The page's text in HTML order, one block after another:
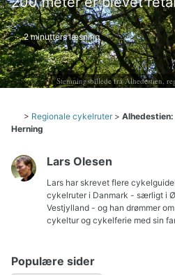
2 minutters læsning
Stemningsbillede fra Alhedestien,
> Regionale cykelruter >
Herning
Lars Olesen
Lars har skrevet flere
cykelruter i Danmark - særligt i
Vestjylland - og han drømmer
cykeltur og cykelferie med sin
Populære sider